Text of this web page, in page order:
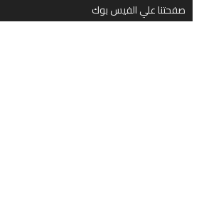
صفحتنا علي الفيس بوك